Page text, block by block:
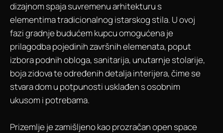
dizajnom spaja suvremenu arhitekturu s
elementima tradicionalnog istarskog stila. U ovoj
fazi gradnje budućem kupcu omogućena je
prilagodba pojedinih završnih elemenata, poput
izbora podnih obloga, sanitarija, unutarnje stolarije,
boja zidova te određenih detalja interijera, čime se
stvara dom u potpunosti usklađen s osobnim
ukusom i potrebama.
Prizemlje je zamišljeno kao prozračan open space